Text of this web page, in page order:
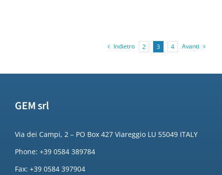
Indietro 2 3 4 Avanti
GEM srl
Via dei Campi, 2 – PO Box 427 Viareggio LU 55049 ITALY
Phone: +39 0584 389784
Fax: +39 0584 397904